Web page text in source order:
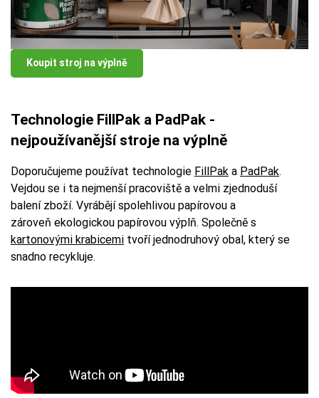
Koupit stroj na výplně
Technologie FillPak a PadPak -
nejpoužívanější stroje na výplně
Doporučujeme používat technologie FillPak a PadPak.
Vejdou se i ta nejmenší pracoviště a velmi zjednoduší
balení zboží. Vyrábějí spolehlivou papírovou a
zároveň ekologickou papírovou výplň. Společně s
kartonovými krabicemi tvoří jednodruhový obal, který se
snadno recykluje.